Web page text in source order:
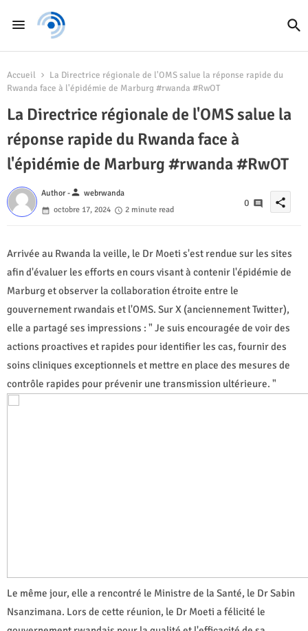
Accueil
La Directrice régionale de l'OMS salue la réponse rapide du
Rwanda face à l'épidémie de Marburg #rwanda #RwOT
La Directrice régionale de l'OMS salue la
réponse rapide du Rwanda face à
l'épidémie de Marburg #rwanda #RwOT
Author -person webrwanda
octobre 17, 2024
2 minute read
0 share
Arrivée au Rwanda la veille, le Dr Moeti s'est rendue sur les sites
afin d'évaluer les efforts en cours visant à contenir l'épidémie de
Marburg et observer la collaboration étroite entre le
gouvernement rwandais et l'OMS. Sur X (anciennement Twitter),
elle a partagé ses impressions : " Je suis encouragée de voir des
actions proactives et rapides pour identifier les cas, fournir des
soins cliniques exceptionnels et mettre en place des mesures de
contrôle rapides pour prévenir une transmission ultérieure. "
Le même jour, elle a rencontré le Ministre de la Santé, le Dr Sabin
Nsanzimana. Lors de cette réunion, le Dr Moeti a félicité le